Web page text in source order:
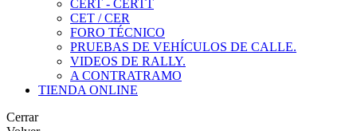
CERT - CERTT
CET / CER
FORO TÉCNICO
PRUEBAS DE VEHÍCULOS DE CALLE.
VIDEOS DE RALLY.
A CONTRATRAMO
TIENDA ONLINE
Cerrar